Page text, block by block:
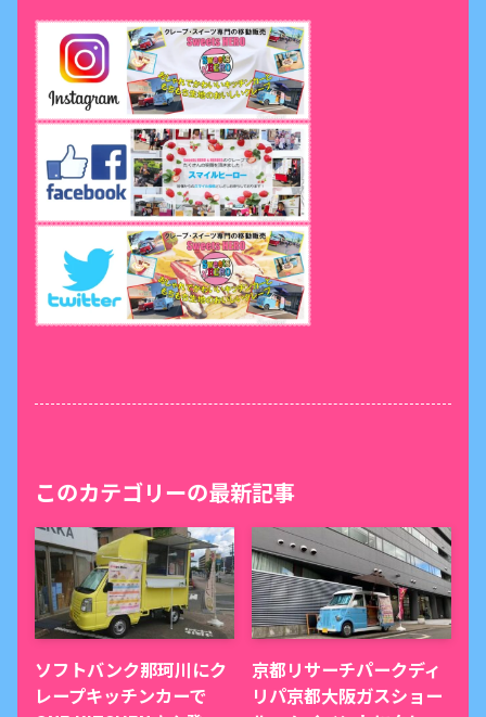
このカテゴリーの最新記事
ソフトバンク那珂川にク
レープキッチンカーで
京都リサーチパークディ
リパ京都大阪ガスショー